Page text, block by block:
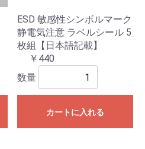
ESD 敏感性シンボルマーク
静電気注意 ラベルシール 5
枚組【日本語記載】
￥440
数量
カートに入れる